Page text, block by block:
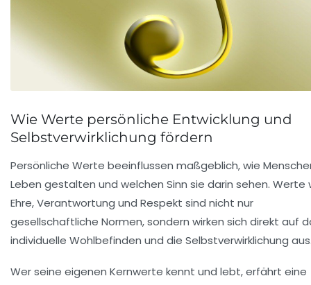
Wie Werte persönliche Entwicklung und
Selbstverwirklichung fördern
Persönliche Werte beeinflussen maßgeblich, wie
Leben gestalten und welchen Sinn sie darin sehen. Werte
Ehre,Verantwortung und Respekt sind nicht nur
gesellschaftliche Normen, sondern wirken sich direkt auf
individuelle Wohlbefinden und die Selbstverwirklichung
Wer seine eigenen Kernwerte kennt und lebt, erfährt eine